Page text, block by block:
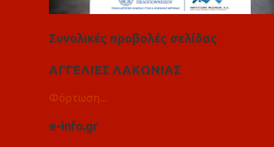
Συνολικές προβολές σελίδας
ΑΓΓΕΛΙΕΣ ΛΑΚΩΝΙΑΣ
Φόρτωση...
e-info.gr